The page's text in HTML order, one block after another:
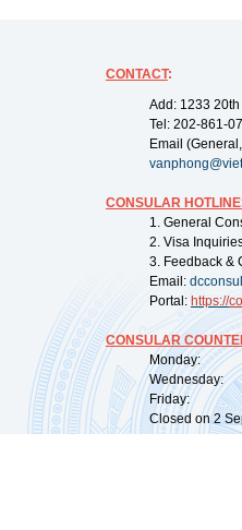
CONTACT:
Add: 1233
Tel: 202-861-
Email
CONSULAR
1. General
2. Visa
3. Feedback &
Email:
Portal: https://
CONSULAR
Monday:
Wednesday:
Friday:
Closed on 2